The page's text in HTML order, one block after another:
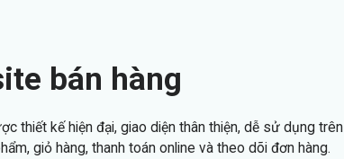
bán hàng
thiết kế hiện đại, giao diện thân thiện, dễ sử dụng trên
giỏ hàng, thanh toán online và theo dõi đơn hàng.